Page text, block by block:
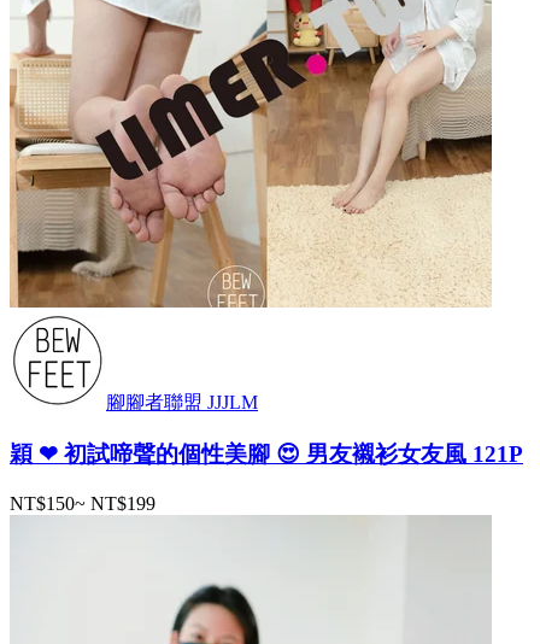
腳腳者聯盟 JJJLM
穎 ❤ 初試啼聲的個性美腳 😍 男友襯衫女友風 121P
NT$150~ NT$199